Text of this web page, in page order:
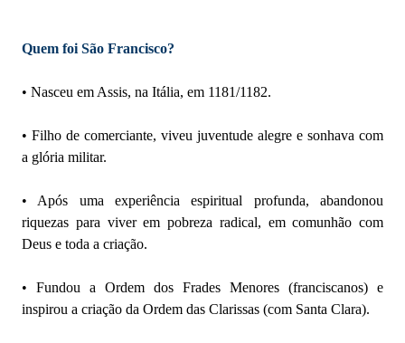
Quem foi São Francisco?
• Nasceu em Assis, na Itália, em 1181/1182.
• Filho de comerciante, viveu juventude alegre e sonhava com
a glória militar.
• Após uma experiência espiritual profunda, abandonou
riquezas para viver em pobreza radical, em comunhão com
Deus e toda a criação.
• Fundou a Ordem dos Frades Menores (franciscanos) e
inspirou a criação da Ordem das Clarissas (com Santa Clara).